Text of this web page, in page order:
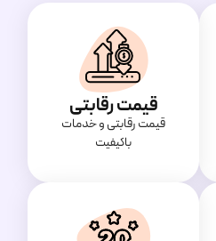
قیمت رقابتی
قیمت‌ رقابتی و خدمات
باکیفیت